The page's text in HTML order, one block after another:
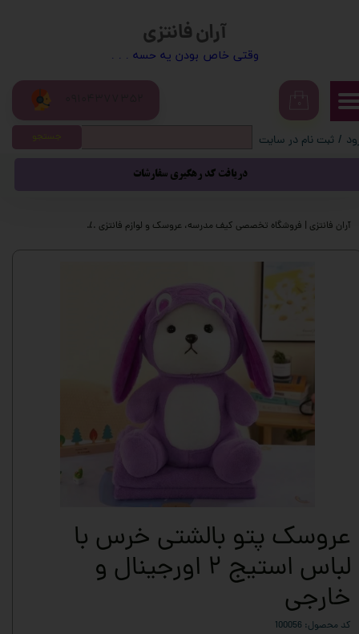
آران فانتزی
​​وقتی خاص بودن یه حسه . . .
/ ثبت نام در سایت
سفارشات
خروج از حساب کاربری
دریافت کد رهگیری سفارشات
جستجو
آران فانتزی | فروشگاه تخصصی کیف مدرسه، عروسک و لوازم فانتزی
عروسک پتو بالشتی خرس با
لباس استیج ۲ اورجینال و
خارجی
کد محصول: 100056